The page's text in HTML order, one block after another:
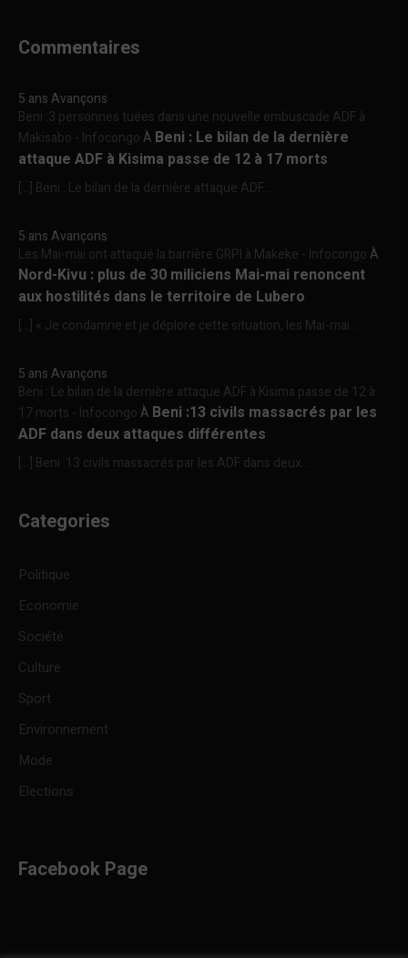
Commentaires
5 ans Avançons
Beni :3 personnes tuées dans une nouvelle embuscade ADF à
Makisabo - InfocongoÀ Beni : Le bilan de la dernière
attaque ADF à Kisima passe de 12 à 17 morts
[…] Beni : Le bilan de la dernière attaque ADF...
5 ans Avançons
Les Mai-mai ont attaqué la barrière GRPI à Makeke - InfocongoÀ
Nord-Kivu : plus de 30 miliciens Mai-mai renoncent
aux hostilités dans le territoire de Lubero
[…] « Je condamne et je déplore cette situation, les Mai-mai...
5 ans Avançons
Beni : Le bilan de la dernière attaque ADF à Kisima passe de 12 à
17 morts - InfocongoÀ Beni :13 civils massacrés par les
ADF dans deux attaques différentes
[…] Beni :13 civils massacrés par les ADF dans deux...
Categories
Politique
Economie
Société
Culture
Sport
Environnement
Mode
Elections
Facebook Page